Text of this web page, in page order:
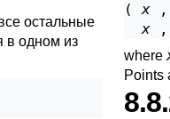
остальные
в одном из
( x ,
x ,
where
Points